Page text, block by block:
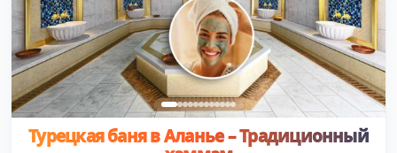
Турецкая баня в Аланье – Традиционный